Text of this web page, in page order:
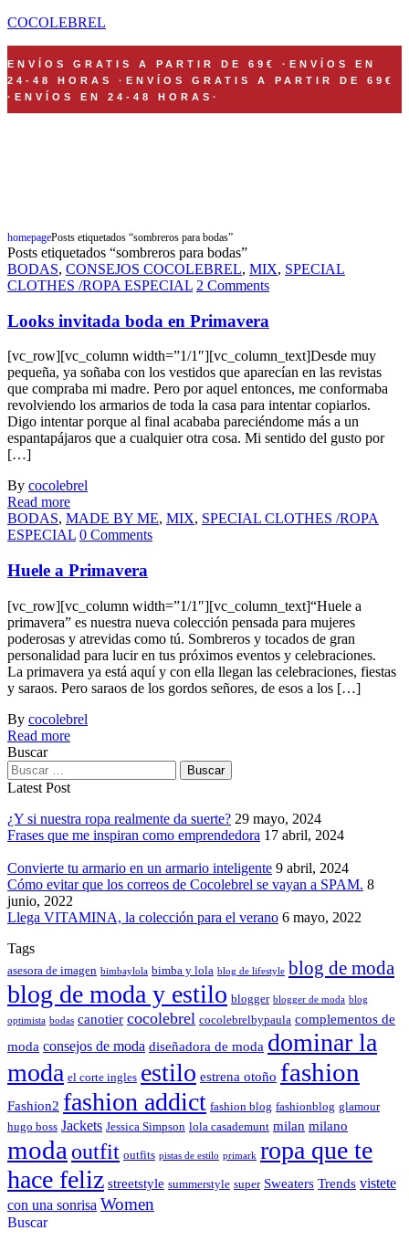
COCOLEBREL
ENVÍOS GRATIS A PARTIR DE 69€ · ENVÍOS EN
24-48 HORAS · ENVÍOS GRATIS A PARTIR DE 69€
· ENVÍOS EN 24-48 HORAS ·
homepagePosts etiquetados “sombreros para bodas”
Posts etiquetados “sombreros para bodas”
BODAS, CONSEJOS COCOLEBREL, MIX, SPECIAL
CLOTHES /ROPA ESPECIAL 2 Comments
Looks invitada boda en Primavera
[vc_row][vc_column width=”1/1″][vc_column_text]Desde muy
pequeña, ya soñaba con los vestidos que aparecían en las revistas
que compraba mi madre. Pero por aquel entonces, me conformaba
revolviendo los armarios de toda la casa para intentar copiarlos.
Digo intentar porque al final acababa pareciéndome más a un
espantapájaros que a cualquier otra cosa. Mi sentido del gusto por
[…]
By cocolebrel
Read more
BODAS, MADE BY ME, MIX, SPECIAL CLOTHES /ROPA
ESPECIAL 0 Comments
Huele a Primavera
[vc_row][vc_column width=”1/1″][vc_column_text]“Huele a
primavera” es nuestra nueva colección pensada para mujeres
poderosas y atrevidas como tú. Sombreros y tocados de gran
personalidad para lucir en tus próximos eventos y celebraciones.
La primavera ya está aquí y con ella llegan las celebraciones, fiestas
y saraos. Pero saraos de los gordos señores, de esos a los […]
By cocolebrel
Read more
Buscar
Latest Post
¿Y si nuestra ropa realmente da suerte? 29 mayo, 2024
Frases que me inspiran como emprendedora 17 abril, 2024
Convierte tu armario en un armario inteligente 9 abril, 2024
Cómo evitar que los correos de Cocolebrel se vayan a SPAM. 8
junio, 2022
Llega VITAMINA, la colección para el verano 6 mayo, 2022
Tags
asesora de imagen bimbaylola bimba y lola blog de lifestyle blog de moda
blog de moda y estilo blogger blogger de moda blog
optimista bodas canotier cocolebrel cocolebrelbypaula complementos de
moda consejos de moda diseñadora de moda dominar la
moda el corte ingles estilo estrena otoño fashion
Fashion2 fashion addict fashion blog fashionblog glamour
hugo boss Jackets Jessica Simpson lola casademunt milan milano
moda outfit outfits pistas de estilo primark ropa que te
hace feliz streetstyle summerstyle super Sweaters Trends vistete
con una sonrisa Women
Buscar